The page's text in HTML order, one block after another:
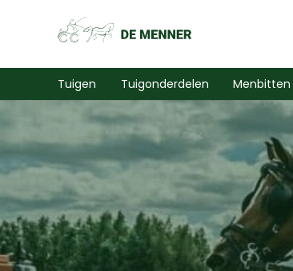
Tuigen Tuigonderdelen Menbitten